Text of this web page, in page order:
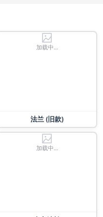
加载中...
法兰 (旧款)
加载中...